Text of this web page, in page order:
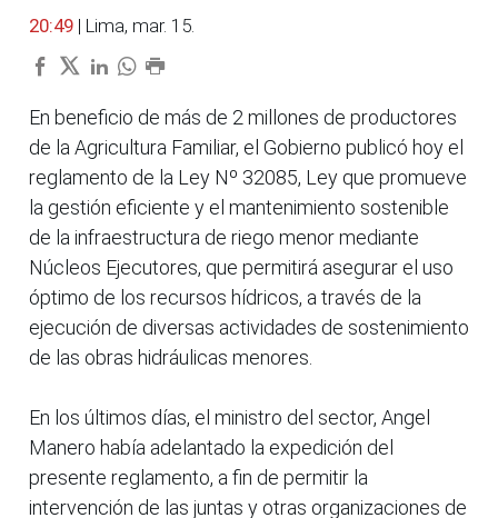
20:49 | Lima, mar. 15.
En beneficio de más de 2 millones de productores
de la Agricultura Familiar, el Gobierno publicó hoy el
reglamento de la Ley Nº 32085, Ley que promueve
la gestión eficiente y el mantenimiento sostenible
de la infraestructura de riego menor mediante
Núcleos Ejecutores, que permitirá asegurar el uso
óptimo de los recursos hídricos, a través de la
ejecución de diversas actividades de sostenimiento
de las obras hidráulicas menores.
En los últimos días, el ministro del sector, Angel
Manero había adelantado la expedición del
presente reglamento, a fin de permitir la
intervención de las juntas y otras organizaciones de